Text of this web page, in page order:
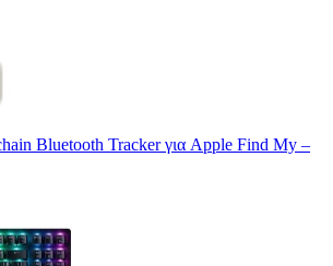
Bluetooth Tracker για Apple Find My –